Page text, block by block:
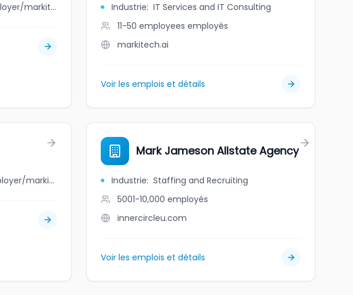
jobbank.gc.ca/browsejobs/employer/markit+10+%28west+edmonton+mall%29/ca Industrie: IT Services and IT Consulting
11-50 employees employés
markitech.ai
Voir les emplois et détails
jobbank.gc.ca/browsejobs/employer/markit+roofing+ltd/ca
Mark Jameson Allstate Agency
Industrie: Staffing and Recruiting
5001-10,000 employés
innercircleu.com
Voir les emplois et détails